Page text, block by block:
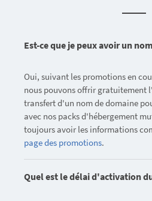
Est-ce que je peux avoir un
Oui, suivant les promotions en
nous pouvons offrir gratuitement
transfert d'un nom de domaine
avec nos packs d'hébergement
toujours avoir les informations
page des promotions.
Quel est le délai d'activation